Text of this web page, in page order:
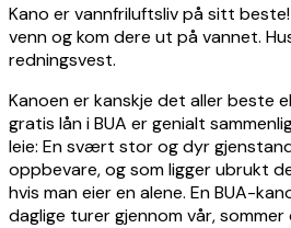
Kano er vannfriluftsliv på sitt
venn og kom dere ut på vannet.
redningsvest.
Kanoen er kanskje det aller beste
gratis lån i BUA er genialt
leie: En svært stor og dyr
oppbevare, og som ligger ubrukt
hvis man eier en alene. En BUA-
daglige turer gjennom vår, sommer